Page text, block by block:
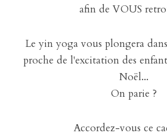
afin de VOUS
Le yin yoga vous plongera
proche de l'excitation des
Noël...
On parie ?
Accordez-vous ce